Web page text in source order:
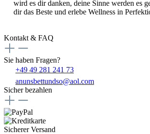
wird es dir danken, deine Sinne werden es
dir das Beste und erlebe Wellness in
Kontakt & FAQ
Sie haben Fragen?
+49 49 281 241 73
anunsbettundso@aol.com
Sicher bezahlen
Sicherer Versand